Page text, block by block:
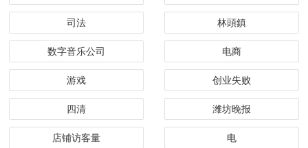
司法 林頭鎮
数字音乐公司 电商
游戏 创业失败
四清 潍坊晚报
店铺访客量 电